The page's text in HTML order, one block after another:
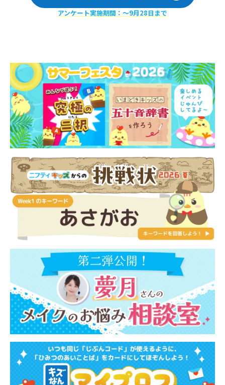
アンケート実施期間：〜9月28日まで